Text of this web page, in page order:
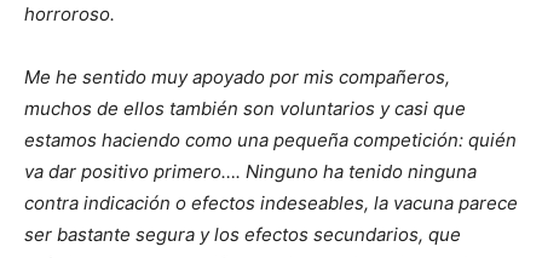
horroroso.
Me he sentido muy apoyado por mis compañeros,
muchos de ellos también son voluntarios y casi que
estamos haciendo como una pequeña competición: quién
va dar positivo primero…. Ninguno ha tenido ninguna
contra indicación o efectos indeseables, la vacuna parece
ser bastante segura y los efectos secundarios, que